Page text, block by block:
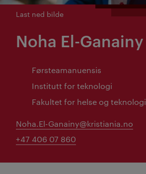
Last ned bilde
Noha El-Ganainy
Førsteamanuensis
Institutt for teknologi
Fakultet for helse og teknologi
Noha.El-Ganainy@kristiania.no
+47 406 07 860